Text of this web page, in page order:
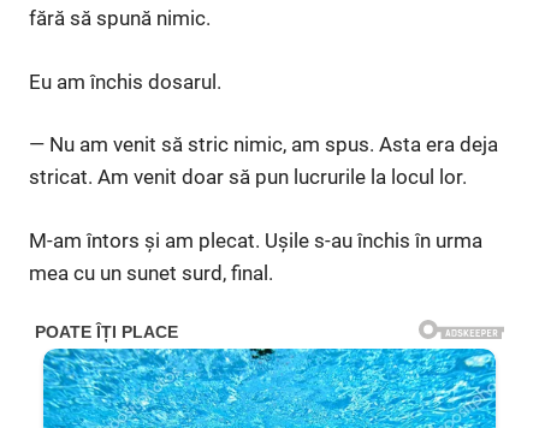
fără să spună nimic.
Eu am închis dosarul.
— Nu am venit să stric nimic, am spus. Asta era deja
stricat. Am venit doar să pun lucrurile la locul lor.
M-am întors și am plecat. Ușile s-au închis în urma
mea cu un sunet surd, final.